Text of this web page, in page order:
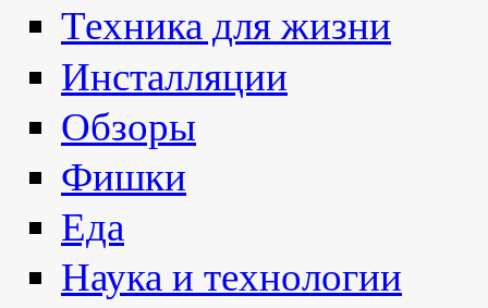
Техника для жизни
Инсталляции
Обзоры
Фишки
Еда
Наука и технологии